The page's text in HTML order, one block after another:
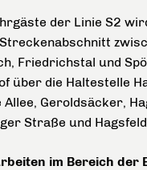
der Linie S2
Friedrichstal und
über die Haltestelle
Allee, Geroldsäcker,
Straße und
im Bereich